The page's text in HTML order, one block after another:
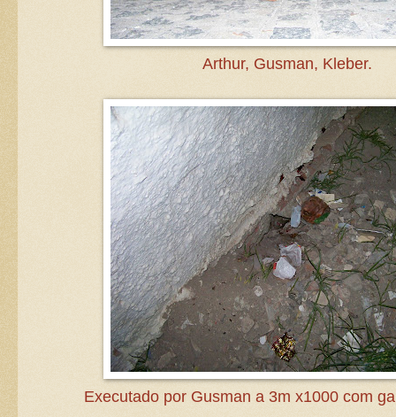
Arthur, Gusman, Kleber.
Executado por Gusman a 3m x1000 com